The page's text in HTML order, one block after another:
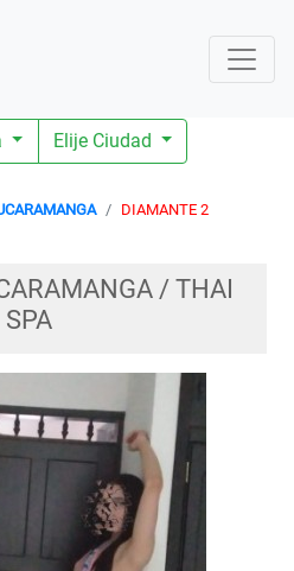
Elije Ciudad
DIAMANTE 2
/ THAI
SPA